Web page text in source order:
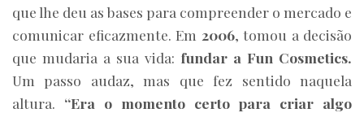
que lhe deu as bases para compreender o mercado e
comunicar eficazmente. Em 2006, tomou a decisão
que mudaria a sua vida: fundar a Fun Cosmetics.
Um passo audaz, mas que fez sentido naquela
altura. “Era o momento certo para criar algo